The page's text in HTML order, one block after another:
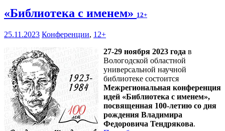
«Библиотека с именем» 12+
25.11.2023 Конференции, 12+
27-29 ноября 2023 года в
Вологодской областной
универсальной научной
библиотеке состоится
Межрегиональная конференция
идей «Библиотека с именем»,
посвященная 100-летию со дня
рождения Владимира
Федоровича Тендрякова.